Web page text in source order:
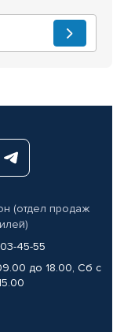
(отдел продаж
45-55
до 18.00, Сб с